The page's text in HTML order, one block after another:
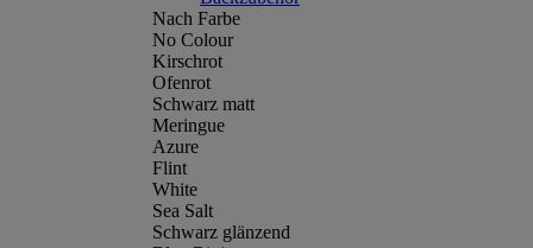
Nach Farbe
No Colour
Kirschrot
Ofenrot
Schwarz matt
Meringue
Azure
Flint
White
Sea Salt
Schwarz glänzend